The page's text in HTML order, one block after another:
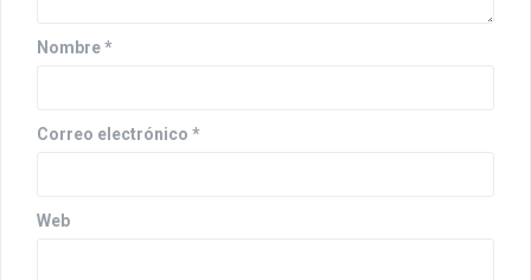
n
t
r
a
a
Nombre*
Correo electrónico *
Web